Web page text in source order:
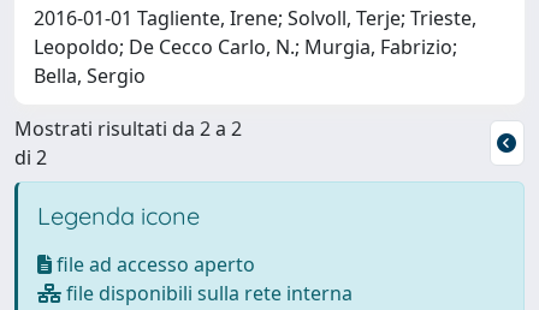
2016-01-01 Tagliente, Irene; Solvoll, Terje; Trieste,
Leopoldo; De Cecco Carlo, N.; Murgia, Fabrizio;
Bella, Sergio
Mostrati risultati da 2 a 2
di 2
Legenda icone
file ad accesso aperto
file disponibili sulla rete interna